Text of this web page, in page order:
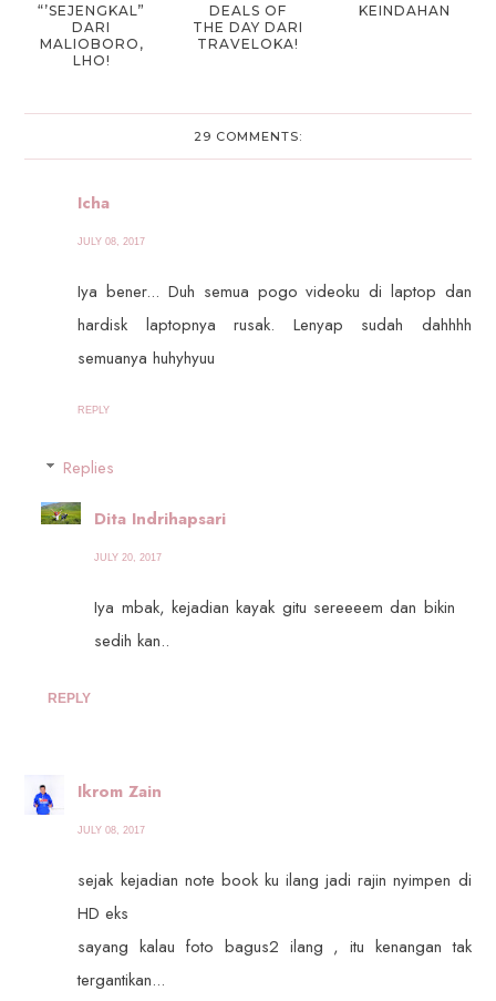
“’SEJENGKAL”
DARI
MALIOBORO,
LHO!
DEALS OF
THE DAY DARI
TRAVELOKA!
KEINDAHAN
29 COMMENTS:
Icha
JULY 08, 2017
Iya bener... Duh semua pogo videoku di laptop dan
hardisk laptopnya rusak. Lenyap sudah dahhhh
semuanya huhyhyuu
REPLY
Replies
Dita Indrihapsari
JULY 20, 2017
Iya mbak, kejadian kayak gitu sereeeem dan bikin
sedih kan..
REPLY
Ikrom Zain
JULY 08, 2017
sejak kejadian note book ku ilang jadi rajin nyimpen di
HD eks
sayang kalau foto bagus2 ilang , itu kenangan tak
tergantikan...